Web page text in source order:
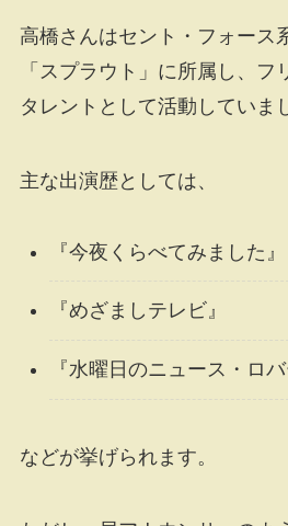
高橋さんはセント・フォース
「スプラウト」に所属し、フ
タレントとして活動していま
主な出演歴としては、
『今夜くらべてみました』
『めざましテレビ』
『水曜日のニュース・ロバ
などが挙げられます。